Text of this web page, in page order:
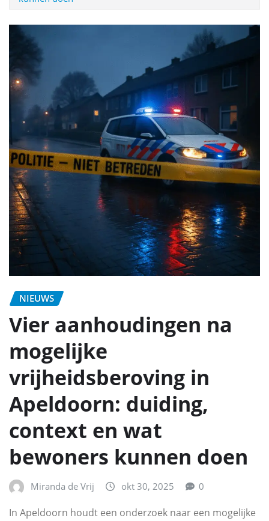
NIEUWS
Vier aanhoudingen na
mogelijke
vrijheidsberoving in
Apeldoorn: duiding,
context en wat
bewoners kunnen doen
Miranda de Vrij okt 30, 2025 0
In Apeldoorn houdt een onderzoek naar een mogelijke